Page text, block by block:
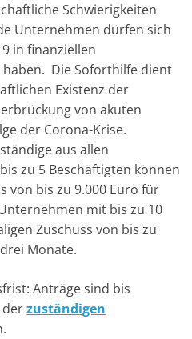
Schwierigkeiten
Unternehmen dürfen sich
in finanziellen
Die Soforthilfe dient
Existenz der
von akuten
der Corona-Krise.
aus allen
zu 5 Beschäftigten können
von bis zu 9.000 Euro für
mit bis zu 10
Zuschuss von bis zu
Monate.
Anträge sind bis
derzuständigen